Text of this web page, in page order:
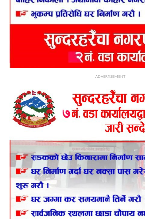
ADVERTISEMENT